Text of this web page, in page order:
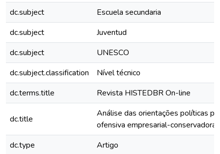
dc.subject
Escuela secundaria
dc.subject
Juventud
dc.subject
UNESCO
dc.subject.classification
Nível técnico
dc.terms.title
Revista HISTEDBR On-line
dc.title
Análise das orientações políticas
ofensiva empresarial-
dc.type
Artigo